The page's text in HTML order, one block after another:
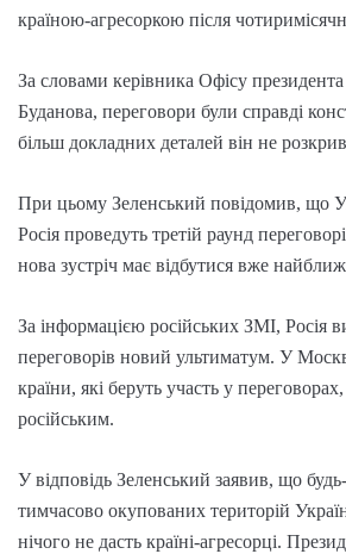
країною-агресоркою після
За словами керівника Офісу
Буданова, переговори були справді
більш докладних деталей він не
При цьому Зеленський повідомив, що
Росія проведуть третій раунд
нова зустріч має відбутися вже
За інформацією російських ЗМІ, Росія
переговорів новий ультиматум. У
країни, які беруть участь у
російським.
У відповідь Зеленський заявив, що
тимчасово окупованих територій
нічого не дасть країні-агресорці.